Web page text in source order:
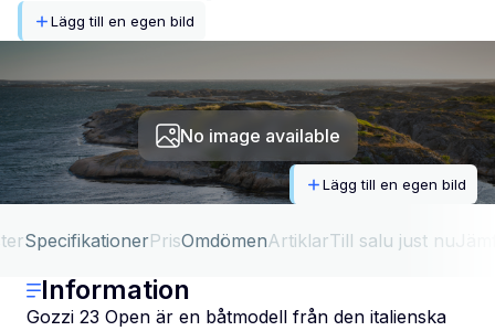
Lägg till en egen bild
No image available
Lägg till en egen bild
SpecifikationerPrisOmdömenArtiklarTill salu just nu
Information
Gozzi 23 Open är en båtmodell från den italienska